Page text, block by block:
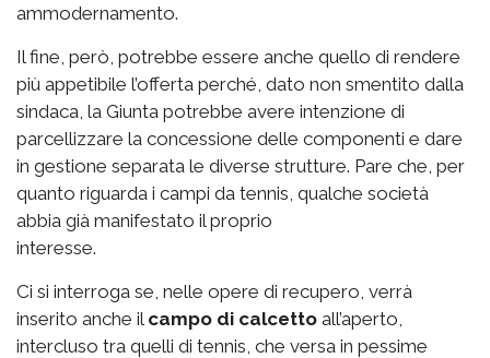
ammodernamento.
Il fine, però, potrebbe essere anche quello di rendere
più appetibile l’offerta perché, dato non smentito dalla
sindaca, la Giunta potrebbe avere intenzione di
parcellizzare la concessione delle componenti e dare
in gestione separata le diverse strutture. Pare che, per
quanto riguarda i campi da tennis, qualche società
abbia già manifestato il proprio
interesse.
Ci si interroga se, nelle opere di recupero, verrà
inserito anche il campo di calcetto all’aperto,
intercluso tra quelli di tennis, che versa in pessime